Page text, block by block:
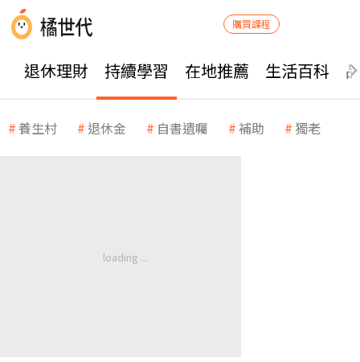
購買課程
退休理財 持續學習 在地推薦 生活百科
養生村 退休金 自書遺囑 補助 獨老